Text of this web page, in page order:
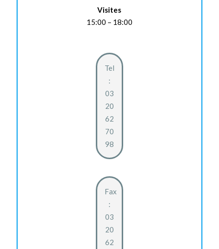
Visites
15:00 – 18:00
Tel
:
03
20
62
70
98
Fax
:
03
20
62